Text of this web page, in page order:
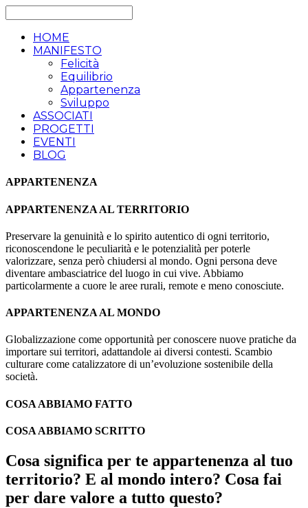
HOME
MANIFESTO
Felicità
Equilibrio
Appartenenza
Sviluppo
ASSOCIATI
PROGETTI
EVENTI
BLOG
APPARTENENZA
APPARTENENZA AL TERRITORIO
Preservare la genuinità e lo spirito autentico di ogni territorio,
riconoscendone le peculiarità e le potenzialità per poterle
valorizzare, senza però chiudersi al mondo. Ogni persona deve
diventare ambasciatrice del luogo in cui vive. Abbiamo
particolarmente a cuore le aree rurali, remote e meno conosciute.
APPARTENENZA AL MONDO
Globalizzazione come opportunità per conoscere nuove pratiche da
importare sui territori, adattandole ai diversi contesti. Scambio
culturare come catalizzatore di un’evoluzione sostenibile della
società.
COSA ABBIAMO FATTO
COSA ABBIAMO SCRITTO
Cosa significa per te appartenenza al tuo
territorio? E al mondo intero? Cosa fai
per dare valore a tutto questo?